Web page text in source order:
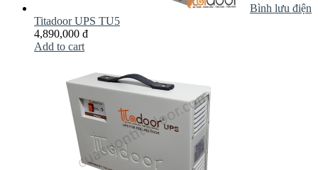
Bình lưu điện
Titadoor UPS TU5
4,890,000 đ
Add to cart